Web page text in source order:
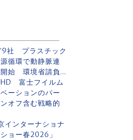
9社 プラスチック
循環で動静脈連
始 環境省請負...
HD 富士フイルム
ーションのパー
オフ含む戦略的
インターナショナ
ショー春2026」